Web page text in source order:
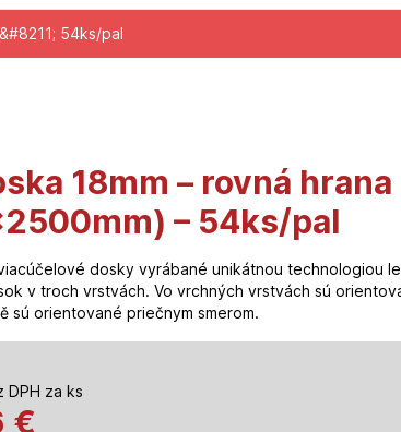
54ks/pal
18mm – rovná hrana
– 54ks/pal
dosky vyrábané unikátnou technologiou
v troch vrstvách. Vo vrchných vrstvách sú
sú orientované priečnym smerom.
DPH za ks
€